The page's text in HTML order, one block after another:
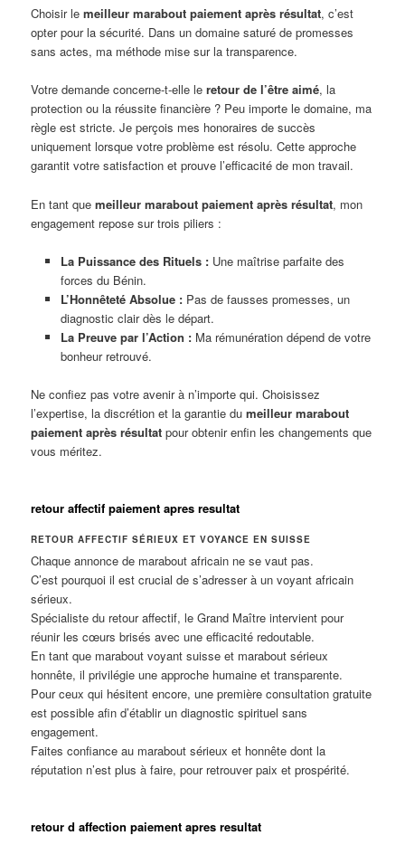
Choisir lemeilleur marabout paiement après résultat, c’est
opter pour la sécurité. Dans un domaine saturé de promesses
sans actes, ma méthode mise sur la transparence.
Votre demande concerne-t-elle leretour de l’être aimé, la
protection ou la réussite financière ? Peu importe le domaine, ma
règle est stricte. Je perçois mes honoraires de succès
uniquement lorsque votre problème est résolu. Cette approche
garantit votre satisfaction et prouve l’efficacité de mon travail.
En tant quemeilleur marabout paiement après résultat, mon
engagement repose sur trois piliers :
La Puissance des Rituels :Une maîtrise parfaite des
forces du Bénin.
L’Honnêteté Absolue :Pas de fausses promesses, un
diagnostic clair dès le départ.
La Preuve par l’Action :Ma rémunération dépend de votre
bonheur retrouvé.
Ne confiez pas votre avenir à n’importe qui. Choisissez
l’expertise, la discrétion et la garantie dumeilleur marabout
paiement après résultat pour obtenir enfin les changements que
vous méritez.
retour affectif paiement apres resultat
RETOUR AFFECTIF SÉRIEUX ET VOYANCE EN SUISSE
Chaque annonce de marabout africain ne se vaut pas.
C’est pourquoi il est crucial de s’adresser à un voyant africain
sérieux.
Spécialiste du retour affectif, le Grand Maître intervient pour
réunir les cœurs brisés avec une efficacité redoutable.
En tant que marabout voyant suisse et marabout sérieux
honnête, il privilégie une approche humaine et transparente.
Pour ceux qui hésitent encore, une première consultation gratuite
est possible afin d’établir un diagnostic spirituel sans
engagement.
Faites confiance au marabout sérieux et honnête dont la
réputation n’est plus à faire, pour retrouver paix et prospérité.
retour d affection paiement apres resultat